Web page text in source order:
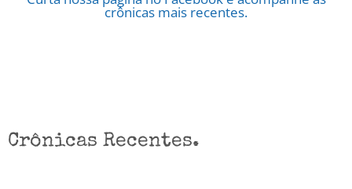
crônicas mais recentes.
Crônicas Recentes.